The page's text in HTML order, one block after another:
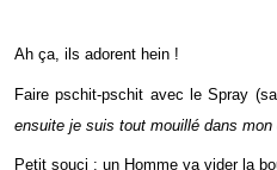
Ah ça, ils adorent hein !
Faire pschit-pschit avec le Spray
ensuite je suis tout mouillé dans mon
Petit souci : un Homme va vider la